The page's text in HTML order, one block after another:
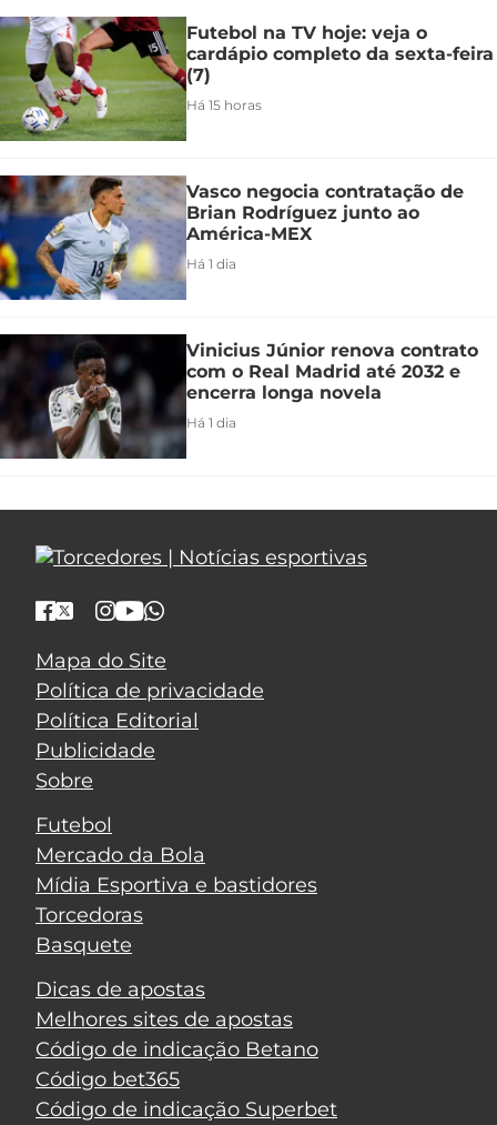
Futebol na TV hoje: veja o
cardápio completo da sexta-feira
(7)
Há 15 horas
Vasco negocia contratação de
Brian Rodríguez junto ao
América-MEX
Há 1 dia
Vinicius Júnior renova contrato
com o Real Madrid até 2032 e
encerra longa novela
Há 1 dia
Mapa do Site
Política de privacidade
Política Editorial
Publicidade
Sobre
Futebol
Mercado da Bola
Mídia Esportiva e bastidores
Torcedoras
Basquete
Dicas de apostas
Melhores sites de apostas
Código de indicação Betano
Código bet365
Código de indicação Superbet